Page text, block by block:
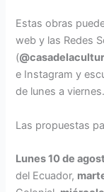
Estas obras
web y las Redes
(
e Instagram y
de lunes a viernes.
Las propuestas
Lunes 10 de
del Ecuador,